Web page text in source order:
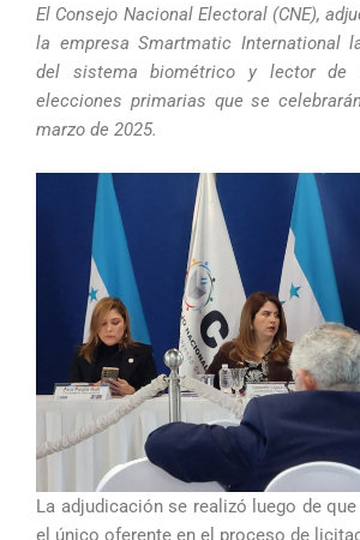
El Consejo Nacional Electoral (CNE),
la empresa Smartmatic International
del sistema biométrico y lector de
elecciones primarias que se
marzo de 2025.
La adjudicación se realizó luego de
el único oferente en el proceso de